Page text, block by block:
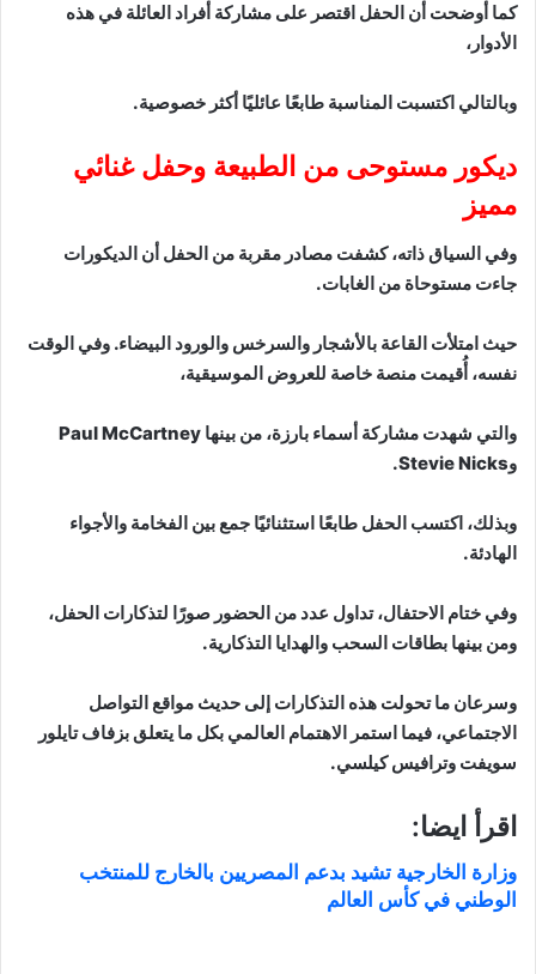
كما أوضحت أن الحفل اقتصر على مشاركة أفراد العائلة في هذه
الأدوار،
وبالتالي اكتسبت المناسبة طابعًا عائليًا أكثر خصوصية.
ديكور مستوحى من الطبيعة وحفل غنائي
مميز
وفي السياق ذاته، كشفت مصادر مقربة من الحفل أن الديكورات
جاءت مستوحاة من الغابات.
حيث امتلأت القاعة بالأشجار والسرخس والورود البيضاء. وفي الوقت
نفسه، أُقيمت منصة خاصة للعروض الموسيقية،
والتي شهدت مشاركة أسماء بارزة، من بينها Paul McCartney
وStevie Nicks.
وبذلك، اكتسب الحفل طابعًا استثنائيًا جمع بين الفخامة والأجواء
الهادئة.
وفي ختام الاحتفال، تداول عدد من الحضور صورًا لتذكارات الحفل،
ومن بينها بطاقات السحب والهدايا التذكارية.
وسرعان ما تحولت هذه التذكارات إلى حديث مواقع التواصل
الاجتماعي، فيما استمر الاهتمام العالمي بكل ما يتعلق بزفاف تايلور
سويفت وترافيس كيلسي.
اقرأ ايضا:
وزارة الخارجية تشيد بدعم المصريين بالخارج للمنتخب
الوطني في كأس العالم